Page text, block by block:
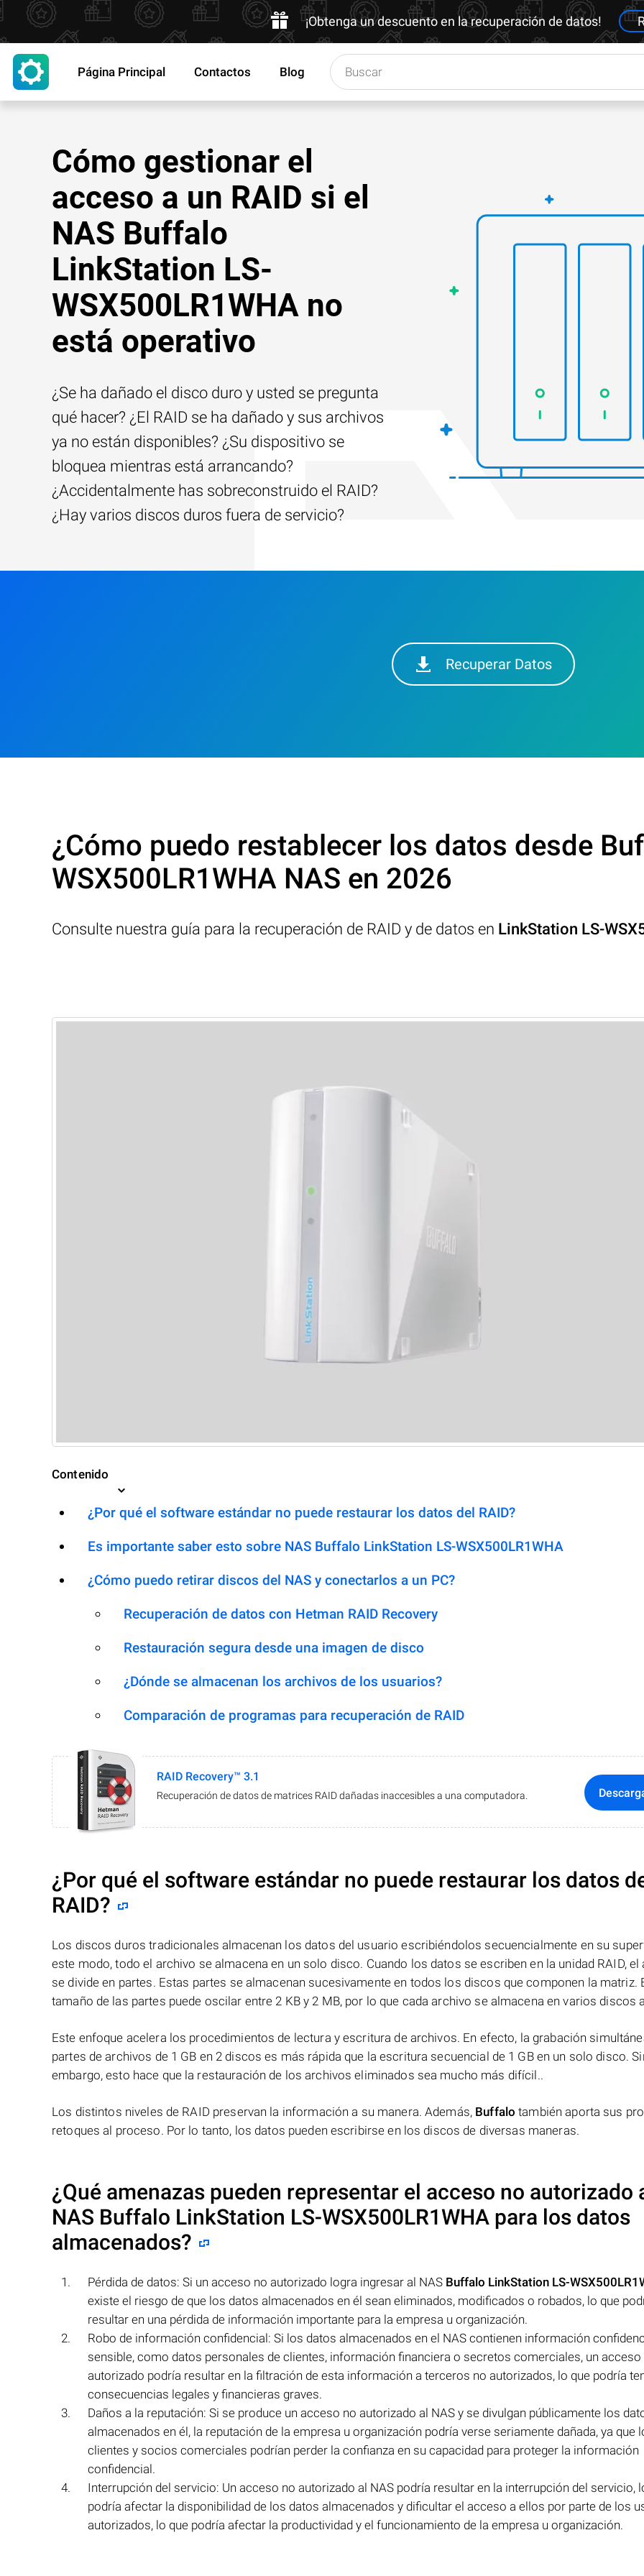
¡Obtenga un descuento en la recuperación de datos!
Página Principal Contactos Blog
Cómo gestionar el
acceso a un RAID si el
NAS Buffalo
LinkStation LS-
WSX500LR1WHA no
está operativo
¿Se ha dañado el disco duro y usted se pregunta
qué hacer? ¿El RAID se ha dañado y sus archivos
ya no están disponibles? ¿Su dispositivo se
bloquea mientras está arrancando?
¿Accidentalmente has sobreconstruido el RAID?
¿Hay varios discos duros fuera de servicio?
Recuperar Datos
¿Cómo puedo restablecer los datos desde
WSX500LR1WHA NAS en 2026
Consulte nuestra guía para la recuperación de RAID y de datos en LinkStation LS-
Contenido
¿Por qué el software estándar no puede restaurar los datos del RAID?
Es importante saber esto sobre NAS Buffalo LinkStation LS-WSX500LR1WHA
¿Cómo puedo retirar discos del NAS y conectarlos a un PC?
Recuperación de datos con Hetman RAID Recovery
Restauración segura desde una imagen de disco
¿Dónde se almacenan los archivos de los usuarios?
Comparación de programas para recuperación de RAID
RAID Recovery™ 3.1
Recuperación de datos de matrices RAID dañadas inaccesibles a una computadora.
¿Por qué el software estándar no puede restaurar los datos
RAID?
Los discos duros tradicionales almacenan los datos del usuario escribiéndolos secuencialmente en su
este modo, todo el archivo se almacena en un solo disco. Cuando los datos se escriben en la unidad RAID, el
se divide en partes. Estas partes se almacenan sucesivamente en todos los discos que componen la matriz.
tamaño de las partes puede oscilar entre 2 KB y 2 MB, por lo que cada archivo se almacena en varios discos
Este enfoque acelera los procedimientos de lectura y escritura de archivos. En efecto, la grabación
partes de archivos de 1 GB en 2 discos es más rápida que la escritura secuencial de 1 GB en un solo disco.
embargo, esto hace que la restauración de los archivos eliminados sea mucho más difícil..
Los distintos niveles de RAID preservan la información a su manera. Además, Buffalo también aporta sus
retoques al proceso. Por lo tanto, los datos pueden escribirse en los discos de diversas maneras.
¿Qué amenazas pueden representar el acceso no autorizado
NAS Buffalo LinkStation LS-WSX500LR1WHA para los datos
almacenados?
Pérdida de datos: Si un acceso no autorizado logra ingresar al NAS Buffalo LinkStation LS-
existe el riesgo de que los datos almacenados en él sean eliminados, modificados o robados, lo que
resultar en una pérdida de información importante para la empresa u organización.
Robo de información confidencial: Si los datos almacenados en el NAS contienen información
sensible, como datos personales de clientes, información financiera o secretos comerciales, un acceso
autorizado podría resultar en la filtración de esta información a terceros no autorizados, lo que podría
consecuencias legales y financieras graves.
Daños a la reputación: Si se produce un acceso no autorizado al NAS y se divulgan públicamente los
almacenados en él, la reputación de la empresa u organización podría verse seriamente dañada, ya que
clientes y socios comerciales podrían perder la confianza en su capacidad para proteger la información
confidencial.
Interrupción del servicio: Un acceso no autorizado al NAS podría resultar en la interrupción del servicio,
podría afectar la disponibilidad de los datos almacenados y dificultar el acceso a ellos por parte de los
autorizados, lo que podría afectar la productividad y el funcionamiento de la empresa u organización.